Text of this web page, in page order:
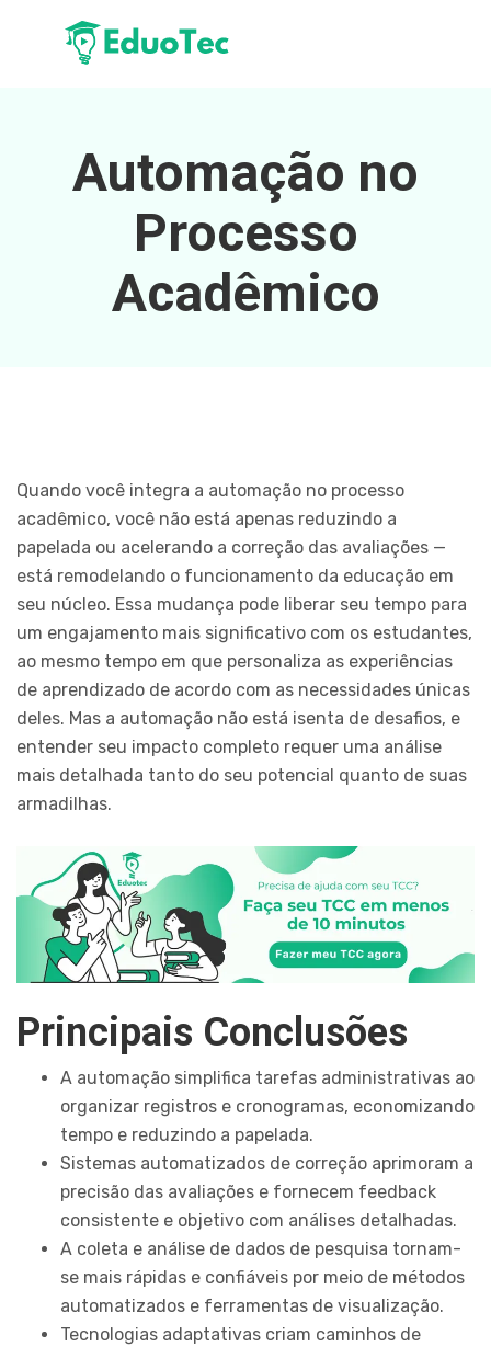
Automação no
Processo
Acadêmico
Quando você integra a automação no processo
acadêmico, você não está apenas reduzindo a
papelada ou acelerando a correção das avaliações —
está remodelando o funcionamento da educação em
seu núcleo. Essa mudança pode liberar seu tempo para
um engajamento mais significativo com os estudantes,
ao mesmo tempo em que personaliza as experiências
de aprendizado de acordo com as necessidades únicas
deles. Mas a automação não está isenta de desafios, e
entender seu impacto completo requer uma análise
mais detalhada tanto do seu potencial quanto de suas
armadilhas.
Principais Conclusões
A automação simplifica tarefas administrativas ao
organizar registros e cronogramas, economizando
tempo e reduzindo a papelada.
Sistemas automatizados de correção aprimoram a
precisão das avaliações e fornecem feedback
consistente e objetivo com análises detalhadas.
A coleta e análise de dados de pesquisa tornam-
se mais rápidas e confiáveis por meio de métodos
automatizados e ferramentas de visualização.
Tecnologias adaptativas criam caminhos de